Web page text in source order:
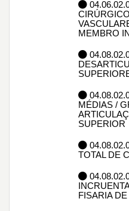
MEMBRO
MÉDIAS /
SUPERIOR
TOTAL DE
FISARIA